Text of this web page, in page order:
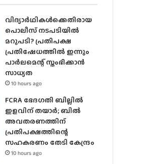
വിദ്യാര്‍ഥികള്‍ക്കെതിരായ
പൊലീസ് നടപടിയില്‍
മറുപടി? പ്രതിപക്ഷ
പ്രതിഷേധത്തില്‍ ഇന്നും
പാര്‍ലമെന്റ് സ്തംഭിക്കാന്‍
സാധ്യത
10 hours ago
FCRA ഭേദഗതി ബില്ലിൽ
ഇളവിന് തയാർ; ബിൽ
അവതരണത്തിന്
പ്രതിപക്ഷത്തിന്റെ
സഹകരണം തേടി കേന്ദ്രം
10 hours ago